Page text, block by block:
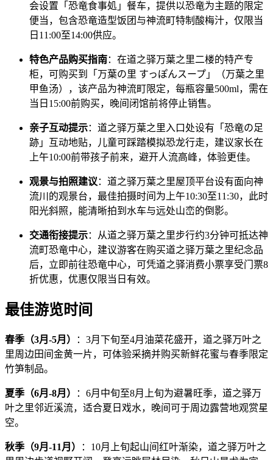
会设置「恐竜食事処」餐车，提供以恐竜为主题的限定
便当，包含恐竜造型饭团与神流町特制酸梅汁，仅限当
日11:00至14:00供应。
特色产品购买指南：在道之驿万葉之里二楼的特产专
柜，可购买到「万葉の里 すっぽんスープ」（万葉之里
甲鱼汤），该产品为神流町限定，每瓶容量500ml，需在
当日15:00前购买，晚间闭馆前将停止销售。
亲子互动提示：道之驿万葉之里入口处设有「恐竜の足
跡」互动地贴，儿童可踩踏模拟恐龙行走，建议家长在
上午10:00前带孩子前来，避开人流高峰，体验更佳。
观景与拍照建议 ：道之驿万葉之里屋顶平台设有面向神
流川的观景台，最佳拍摄时间为上午10:30至11:30，此时
阳光斜照，能清晰拍到水车与远处山峦的倒影。
交通衔接提示：从道之驿万葉之里步行约3分钟可抵达神
流町恐竜中心，建议游客在购买道之驿万葉之里纪念品
后，立即前往恐竜中心，可凭道之驿消费小票享受门票8
折优惠，优惠仅限当日有效。
最佳游览时间
春季（3月-5月）
：3月下旬至4月油菜花盛开，道之驿万叶之
里周边田间金黄一片，可体验采摘并购买新鲜花蜜与春季限定
竹笋制品。
夏季（6月-8月）
：6月中旬至8月上旬为避暑旺季，道之驿万
叶之里邻近溪流，适合夏日戏水，晚间可于周边露营地观赏星
空。
秋季（9月-11月）
：10月上旬起山间红叶渐染，道之驿万叶之